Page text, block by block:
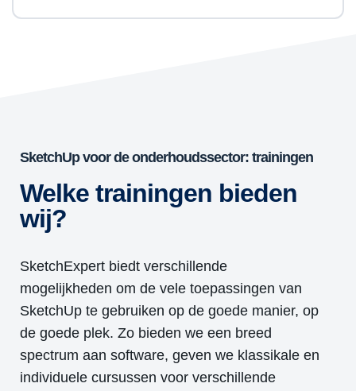
SketchUp voor de onderhoudssector: trainingen
Welke trainingen bieden
wij?
SketchExpert biedt verschillende
mogelijkheden om de vele toepassingen van
SketchUp te gebruiken op de goede manier, op
de goede plek. Zo bieden we een breed
spectrum aan software, geven we klassikale en
individuele cursussen voor verschillende